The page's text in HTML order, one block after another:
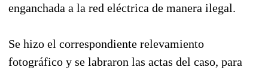
enganchada a la red eléctrica de manera ilegal.
Se hizo el correspondiente relevamiento
fotográfico y se labraron las actas del caso, para